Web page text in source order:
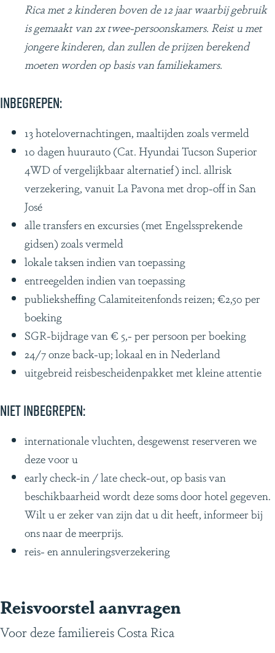
Rica met 2 kinderen boven de 12 jaar waarbij gebruik
is gemaakt van 2x twee-persoonskamers. Reist u met
jongere kinderen, dan zullen de prijzen berekend
moeten worden op basis van familiekamers.
Inbegrepen:
13 hotelovernachtingen, maaltijden zoals vermeld
10 dagen huurauto (Cat. Hyundai Tucson Superior
4WD of vergelijkbaar alternatief) incl. allrisk
verzekering, vanuit La Pavona met drop-off in San
José
alle transfers en excursies (met Engelssprekende
gidsen) zoals vermeld
lokale taksen indien van toepassing
entreegelden indien van toepassing
publieksheffing Calamiteitenfonds reizen; €2,50 per
boeking
SGR-bijdrage van € 5,- per persoon per boeking
24/7 onze back-up; lokaal en in Nederland
uitgebreid reisbescheidenpakket met kleine attentie
Niet inbegrepen:
internationale vluchten, desgewenst reserveren we
deze voor u
early check-in / late check-out, op basis van
beschikbaarheid wordt deze soms door hotel gegeven.
Wilt u er zeker van zijn dat u dit heeft, informeer bij
ons naar de meerprijs.
reis- en annuleringsverzekering
Reisvoorstel aanvragen
Voor deze familiereis Costa Rica